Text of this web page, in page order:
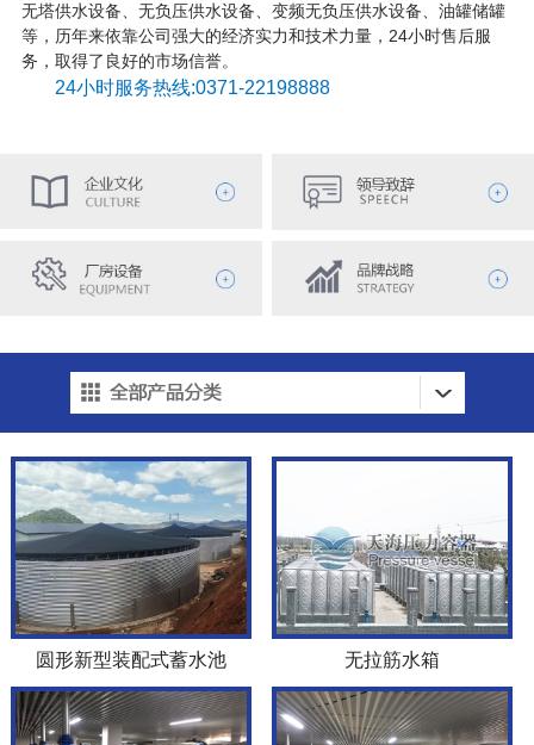
无塔供水设备、无负压供水设备、变频无负压供水设备、油罐储罐
等，历年来依靠公司强大的经济实力和技术力量，24小时售后服
务，取得了良好的市场信誉。
24小时服务热线:0371-22198888
圆形新型装配式蓄水池 无拉筋水箱